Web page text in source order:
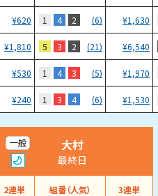
¥620 1 4 2 (6) ¥1,630
¥1,810 5 3 2 (21) ¥6,540
¥530 1 4 3 (5) ¥1,970
¥240 1 3 4 (6) ¥1,530
一般 大村
最終日
2連単 組番（人気） 3連単